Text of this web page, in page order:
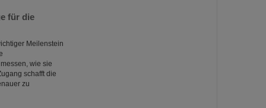
für die
Meilenstein
wie sie
schafft die
zu